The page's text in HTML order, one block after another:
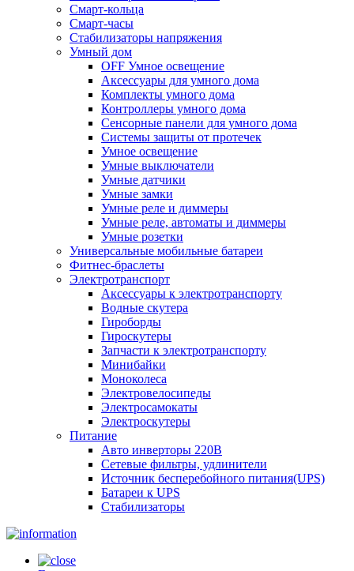
Смарт-кольца
Смарт-часы
Стабилизаторы напряжения
Умный дом
OFF Умное освещение
Аксессуары для умного дома
Комплекты умного дома
Контроллеры умного дома
Сенсорные панели для умного дома
Системы защиты от протечек
Умное освещение
Умные выключатели
Умные датчики
Умные замки
Умные реле и диммеры
Умные реле, автоматы и диммеры
Умные розетки
Универсальные мобильные батареи
Фитнес-браслеты
Электротранспорт
Аксессуары к электротранспорту
Водные скутера
Гироборды
Гироскутеры
Запчасти к электротранспорту
Минибайки
Моноколеса
Электровелосипеды
Электросамокаты
Электроскутеры
Питание
Авто инверторы 220В
Сетевые фильтры, удлинители
Источник бесперебойного питания(UPS)
Батареи к UPS
Стабилизаторы